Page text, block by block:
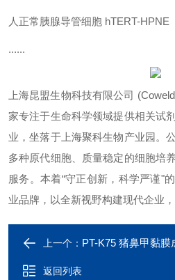
人正常胰腺导管细胞 hTERT-HPNE
......
上海昆盟生物科技有限公司
家专注于生命科学领域提供相关试
业，坐落于上海聚科生物产业园。
多种原代细胞、质量稳定的细胞培
服务。本着“守正创新，科学严谨"
业品牌，以全新视野构建现代企业，
上一个： PT-K75 猪鼻甲黏膜
返回列表